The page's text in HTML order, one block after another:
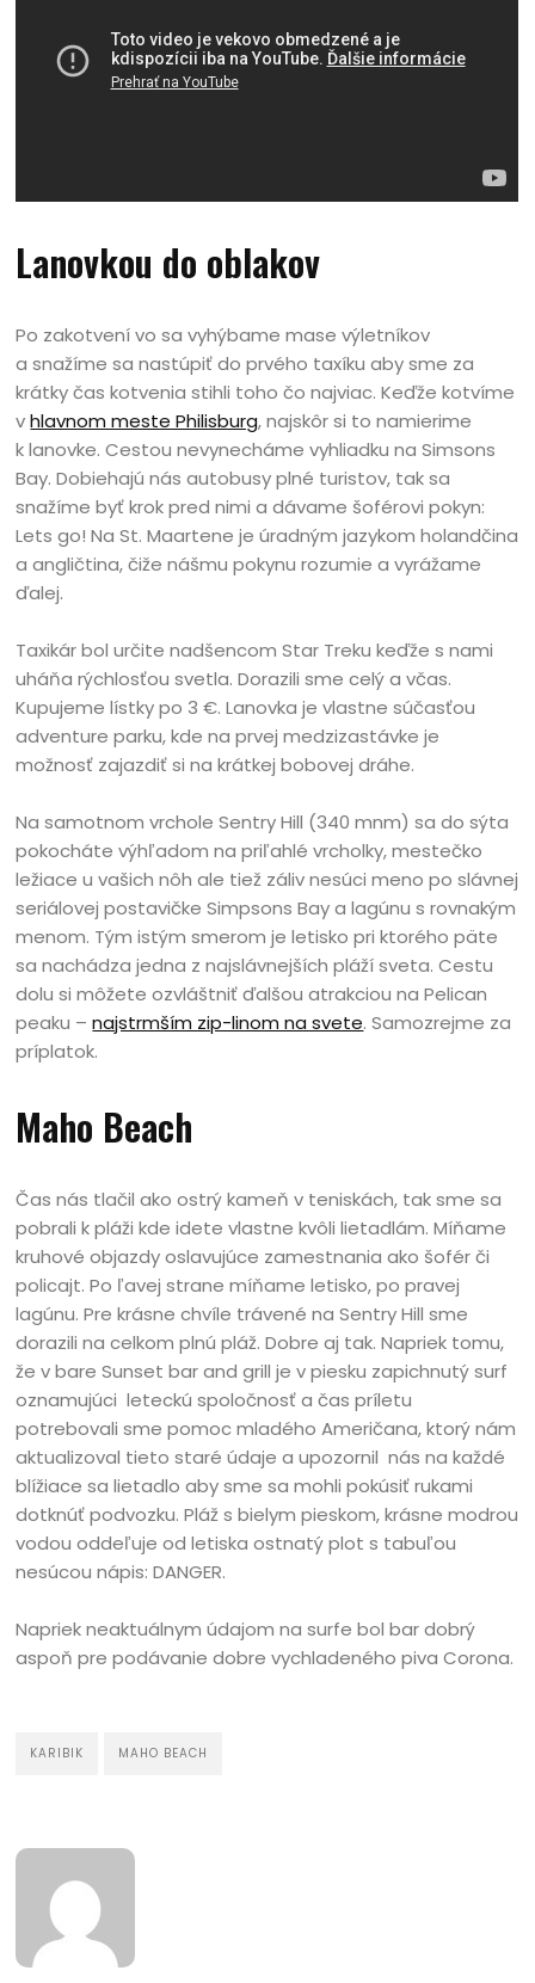
Lanovkou do oblakov
Po zakotvení vo sa vyhýbame mase výletníkov
a snažíme sa nastúpiť do prvého taxíku aby sme za
krátky čas kotvenia stihli toho čo najviac. Keďže kotvíme
vhlavnom meste Philisburg, najskôr si to namierime
k lanovke. Cestou nevynecháme vyhliadku na Simsons
Bay. Dobiehajú nás autobusy plné turistov, tak sa
snažíme byť krok pred nimi a dávame šoférovi pokyn:
Lets go! Na St. Maartene je úradným jazykom holandčina
a angličtina, čiže nášmu pokynu rozumie a vyrážame
ďalej.
Taxikár bol určite nadšencom Star Treku keďže s nami
uháňa rýchlosťou svetla. Dorazili sme celý a včas.
Kupujeme lístky po 3 €. Lanovka je vlastne súčasťou
adventure parku, kde na prvej medzizastávke je
možnosť zajazdiť si na krátkej bobovej dráhe.
Na samotnom vrchole Sentry Hill (340 mnm) sa do sýta
pokocháte výhľadom na priľahlé vrcholky, mestečko
ležiace u vašich nôh ale tiež záliv nesúci meno po slávnej
seriálovej postavičke Simpsons Bay a lagúnu s rovnakým
menom. Tým istým smerom je letisko pri ktorého päte
sa nachádza jedna z najslávnejších pláží sveta. Cestu
dolu si môžete ozvláštniť ďalšou atrakciou na Pelican
peaku –najstrmším zip-linom na svete. Samozrejme za
príplatok.
Maho Beach
Čas nás tlačil ako ostrý kameň v teniskách, tak sme sa
pobrali k pláži kde idete vlastne kvôli lietadlám. Míňame
kruhové objazdy oslavujúce zamestnania ako šofér či
policajt. Po ľavej strane míňame letisko, po pravej
lagúnu. Pre krásne chvíle trávené na Sentry Hill sme
dorazili na celkom plnú pláž. Dobre aj tak. Napriek tomu,
že v bare Sunset bar and grill je v piesku zapichnutý surf
oznamujúci leteckú spoločnosť a čas príletu
potrebovali sme pomoc mladého Američana, ktorý nám
aktualizoval tieto staré údaje a upozornil nás na každé
blížiace sa lietadlo aby sme sa mohli pokúsiť rukami
dotknúť podvozku. Pláž s bielym pieskom, krásne modrou
vodou oddeľuje od letiska ostnatý plot s tabuľou
nesúcou nápis: DANGER.
Napriek neaktuálnym údajom na surfe bol bar dobrý
aspoň pre podávanie dobre vychladeného piva Corona.
KARIBIK MAHO BEACH